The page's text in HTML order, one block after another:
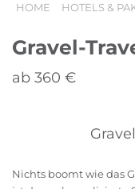
HOME HOTELS &
Gravel-
ab 360 €
Nichts boomt wie das